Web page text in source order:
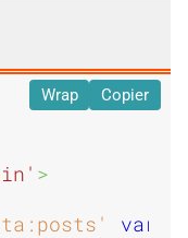
>
var
Wrap Copier